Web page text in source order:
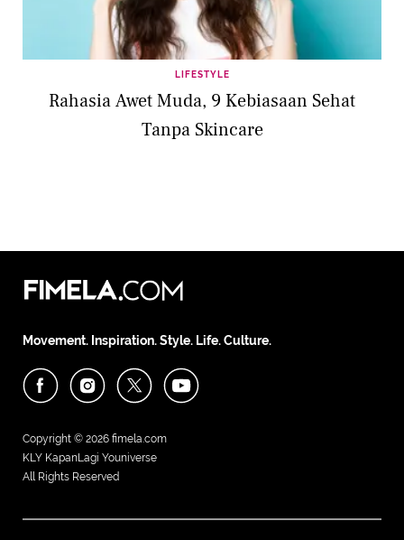
LIFESTYLE
Rahasia Awet Muda, 9 Kebiasaan Sehat
Tanpa Skincare
Movement. Inspiration. Style. Life. Culture.
Copyright © 2026 fimela.com
KLY KapanLagi Youniverse
All Rights Reserved